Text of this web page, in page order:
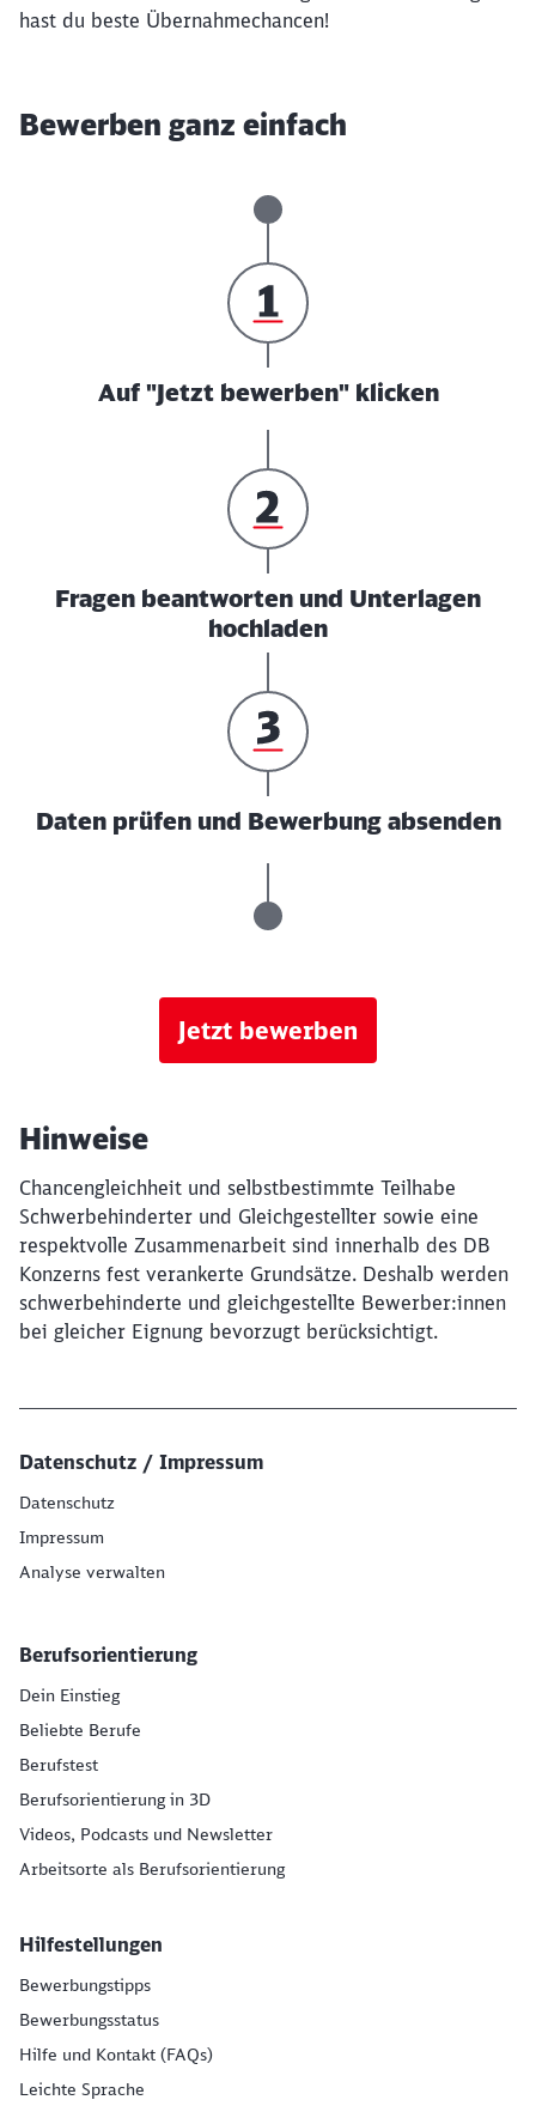
hast du beste Übernahmechancen!
Bewerben ganz einfach
Auf "Jetzt bewerben" klicken
Fragen beantworten und Unterlagen
hochladen
Daten prüfen und Bewerbung absenden
Jetzt bewerben
Hinweise
Chancengleichheit und selbstbestimmte Teilhabe
Schwerbehinderter und Gleichgestellter sowie eine
respektvolle Zusammenarbeit sind innerhalb des DB
Konzerns fest verankerte Grundsätze. Deshalb werden
schwerbehinderte und gleichgestellte Bewerber:innen
bei gleicher Eignung bevorzugt berücksichtigt.
Datenschutz / Impressum
Datenschutz
Impressum
Analyse verwalten
Berufsorientierung
Dein Einstieg
Beliebte Berufe
Berufstest
Berufsorientierung in 3D
Videos, Podcasts und Newsletter
Arbeitsorte als Berufsorientierung
Hilfestellungen
Bewerbungstipps
Bewerbungsstatus
Hilfe und Kontakt (FAQs)
Leichte Sprache